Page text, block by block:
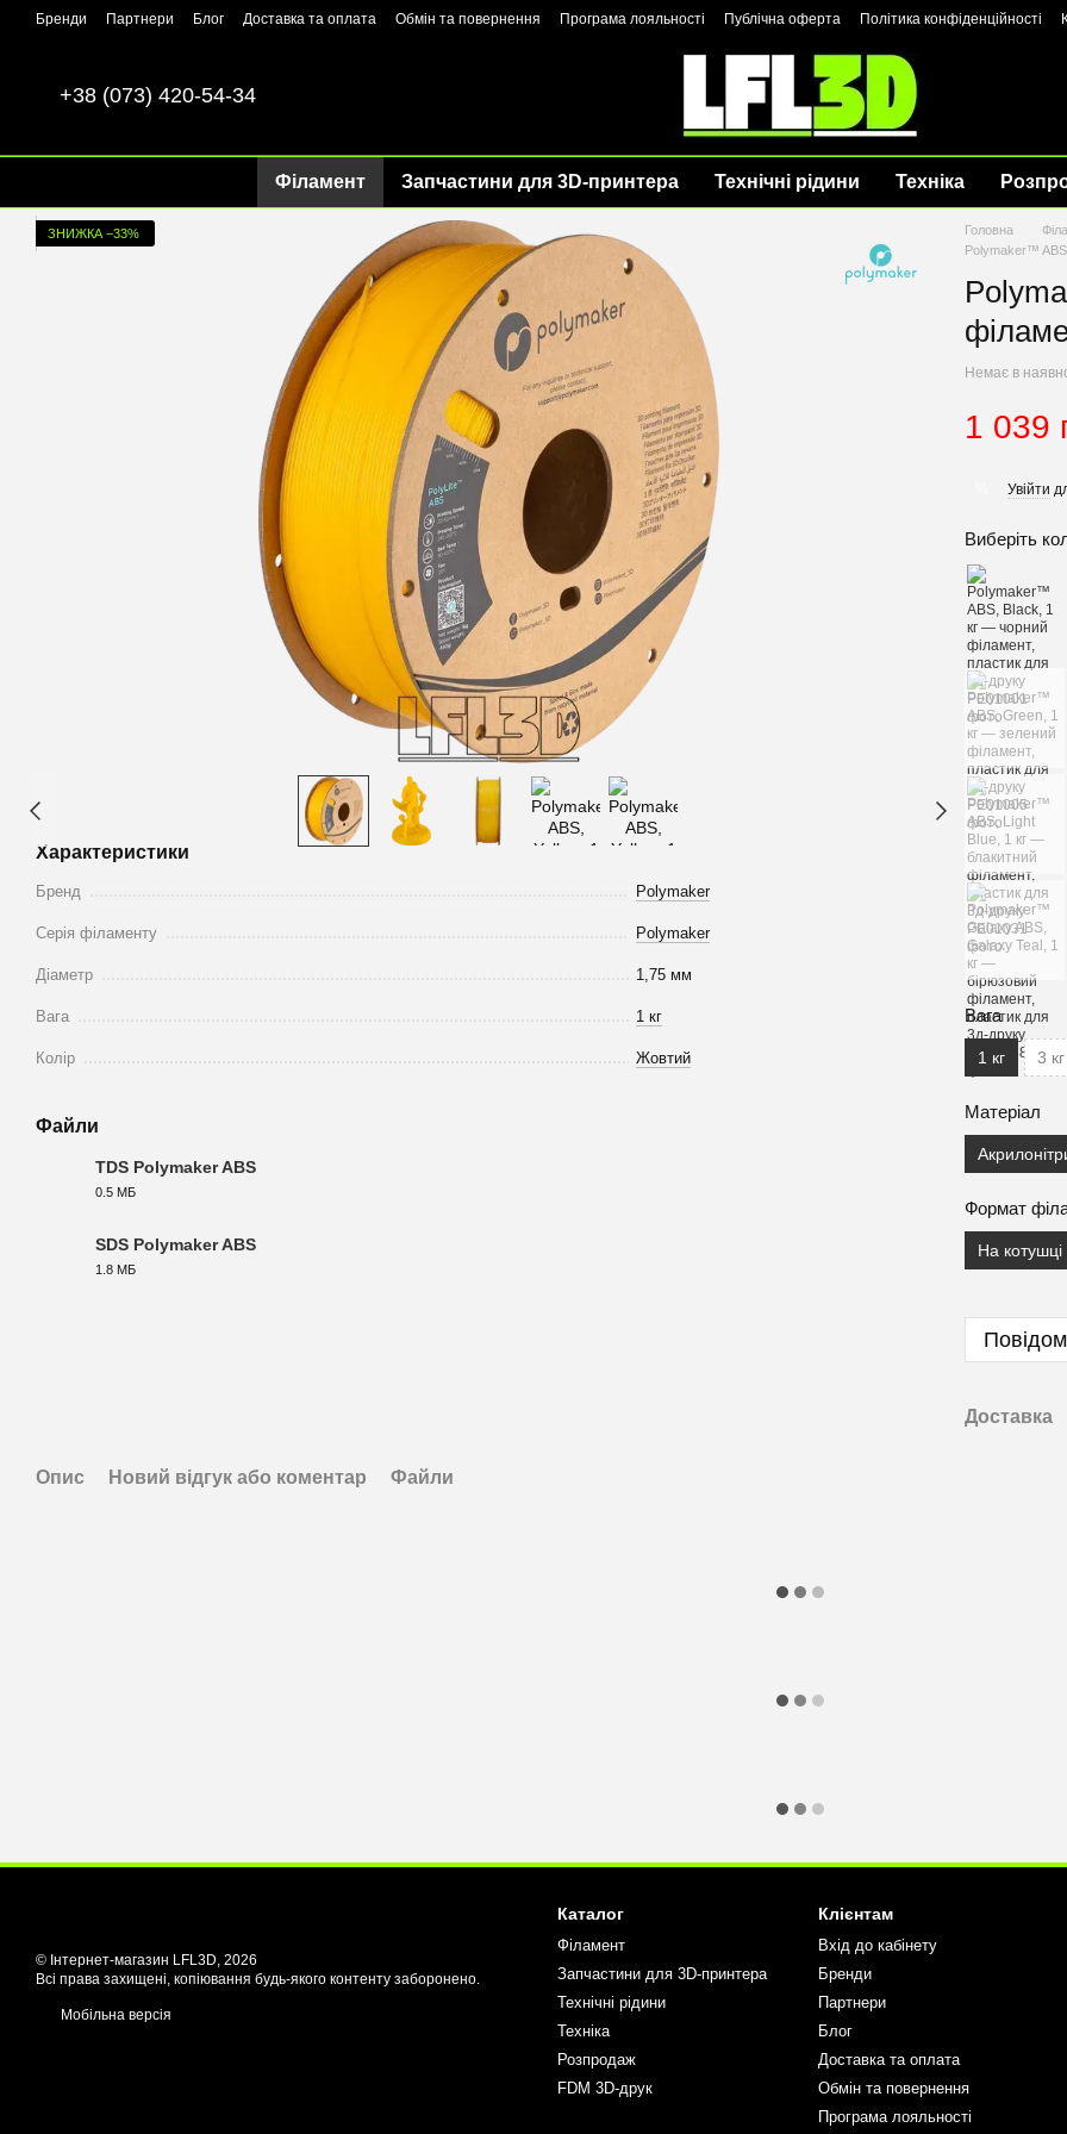
Перейти до основного контенту
Бренди Партнери Блог Доставка та оплата Обмін та повернення Програма лояльності Публічна оферта Політика конфіденційності
+38 (073) 420-54-34
Філамент Запчастини для 3D-принтера Технічні рідини Техніка
ЗНИЖКА −33%
Характеристики
Бренд Polymaker
Серія філаменту Polymaker
Діаметр 1,75 мм
Вага 1 кг
Колір Жовтий
Файли
TDS Polymaker ABS
0.5 МБ
SDS Polymaker ABS
1.8 МБ
Головна
Polymaker™
Немає в
1 039
Увійти
Виберіть
Вага
1 кг 3 кг
Матеріал
Формат
На котушці
Доставка
Опис Новий відгук або коментар Файли
© Інтернет-магазин LFL3D, 2026
Всі права захищені, копіювання будь-якого контенту заборонено.
Мобільна версія
Каталог
Філамент
Запчастини для 3D-принтера
Технічні рідини
Техніка
Розпродаж
FDM 3D-друк
Клієнтам
Вхід до кабінету
Бренди
Партнери
Блог
Доставка та оплата
Обмін та повернення
Програма лояльності